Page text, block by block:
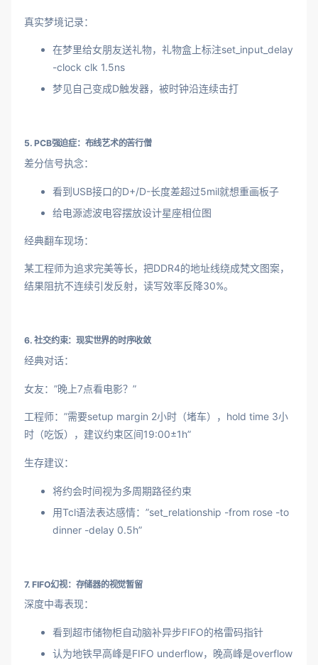
真实梦境记录：
在梦里给女朋友送礼物，礼物盒上标注set_input_delay
-clock clk 1.5ns
梦见自己变成D触发器，被时钟沿连续击打
5. PCB强迫症：布线艺术的苦行僧
差分信号执念：
看到USB接口的D+/D-长度差超过5mil就想重画板子
给电源滤波电容摆放设计星座相位图
经典翻车现场：
某工程师为追求完美等长，把DDR4的地址线绕成梵文图案，
结果阻抗不连续引发反射，读写效率反降30%。
6. 社交约束：现实世界的时序收敛
经典对话：
女友：”晚上7点看电影？”
工程师：”需要setup margin 2小时（堵车），hold time 3小
时（吃饭），建议约束区间19:00±1h”
生存建议：
将约会时间视为多周期路径约束
用Tcl语法表达感情：”set_relationship -from rose -to
dinner -delay 0.5h”
7. FIFO幻视：存储器的视觉暂留
深度中毒表现：
看到超市储物柜自动脑补异步FIFO的格雷码指针
认为地铁早高峰是FIFO underflow，晚高峰是overflow